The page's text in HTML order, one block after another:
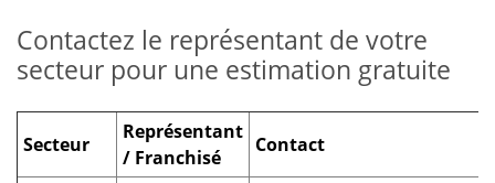
Contactez le représentant de votre
secteur pour une estimation gratuite
Secteur
Représentant
/ Franchisé
Contact